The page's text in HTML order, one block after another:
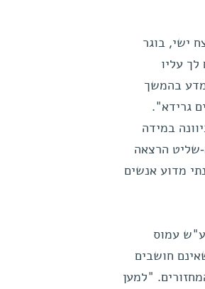
ישי, בוגר
לך עליו
לעסוק במדע בהמשך
גרידא".
לה במחנה כיוונה במידה
השני נתן פרופ' דה-שליט הרצאה
מדוע אנשים
ע"ש עמוס
חושבים
"למען